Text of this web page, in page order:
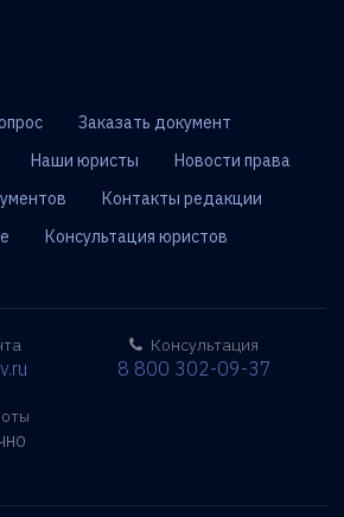
Заказать документ
Наши юристы
Новости права
Контакты редакции
Консультация юристов
Консультация
8 800 302-09-37